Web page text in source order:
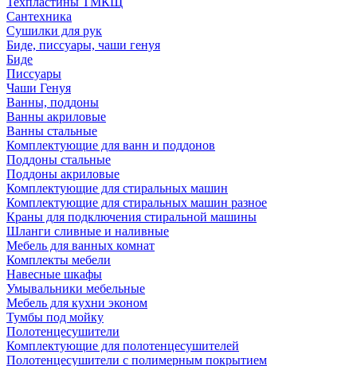
Сантехника
Сушилки для рук
Биде, писсуары, чаши генуя
Биде
Писсуары
Чаши Генуя
Ванны, поддоны
Ванны акриловые
Ванны стальные
Комплектующие для ванн и поддонов
Поддоны стальные
Поддоны акриловые
Комплектующие для стиральных машин
Комплектующие для стиральных машин разное
Краны для подключения стиральной машины
Шланги сливные и наливные
Мебель для ванных комнат
Комплекты мебели
Навесные шкафы
Умывальники мебельные
Мебель для кухни эконом
Тумбы под мойку
Полотенцесушители
Комплектующие для полотенцесушителей
Полотенцесушители с полимерным покрытием